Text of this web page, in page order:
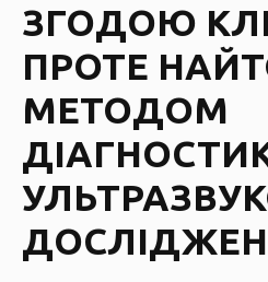
ЗГОДОЮ
ПРОТЕ
МЕТОДОМ